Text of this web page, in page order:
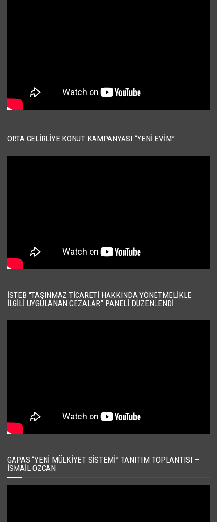
ORTA GELIRLIYE KONUT KAMPANYASI “YENI EVIM”
İSTEB “TAŞINMAZ TICARETI HAKKINDA YÖNETMELIKLE
İLGILI UYGULANAN CEZALAR” PANELI DÜZENLENDI
GAPAS “YENI MÜLKIYET SISTEMI” TANITIM TOPLANTISI –
İSMAIL ÖZCAN